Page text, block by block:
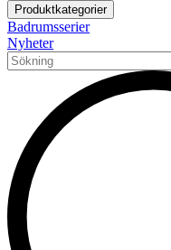
Produktkategorier
Badrumsserier
Nyheter